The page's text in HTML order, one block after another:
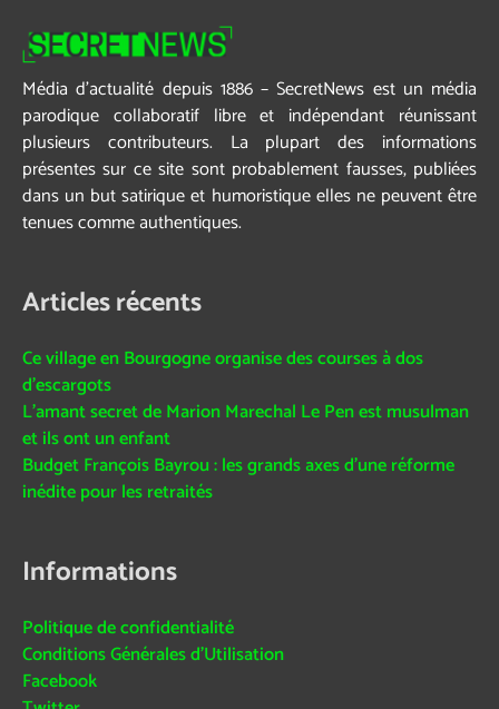
Média d’actualité depuis 1886 – SecretNews est un média
parodique collaboratif libre et indépendant réunissant
plusieurs contributeurs. La plupart des informations
présentes sur ce site sont probablement fausses, publiées
dans un but satirique et humoristique elles ne peuvent être
tenues comme authentiques.
Articles récents
Ce village en Bourgogne organise des courses à dos
d’escargots
L’amant secret de Marion Marechal Le Pen est musulman
et ils ont un enfant
Budget François Bayrou : les grands axes d’une réforme
inédite pour les retraités
Informations
Politique de confidentialité
Conditions Générales d’Utilisation
Facebook